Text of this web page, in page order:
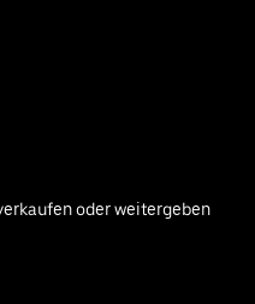
oder weitergeben